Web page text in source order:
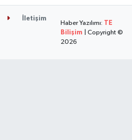
İletişim
Haber Yazılımı: TE
Bilişim | Copyright ©
2026